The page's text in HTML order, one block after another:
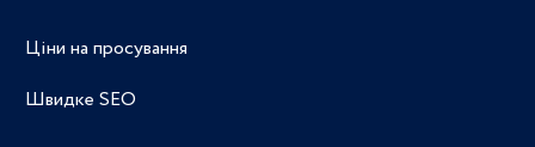
Ціни на просування
Швидке SEO